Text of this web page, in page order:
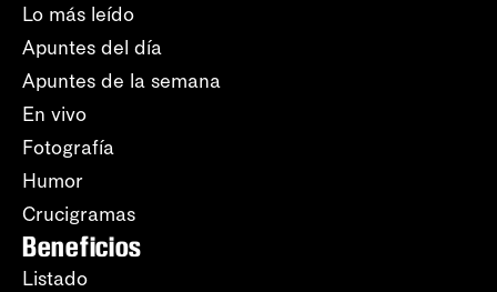
Lo más leído
Apuntes del día
Apuntes de la semana
En vivo
Fotografía
Humor
Crucigramas
Beneficios
Listado